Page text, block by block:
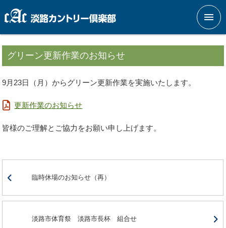
メニ
グリーン更新作業のお知らせ
9月23日（月）からグリーン更新作業を実施いたします。
更新作業のお知らせ
皆様のご理解とご協力をお願い申し上げます。
臨時休場のお知らせ（再）
淡路市体育祭 淡路市長杯 組合せ